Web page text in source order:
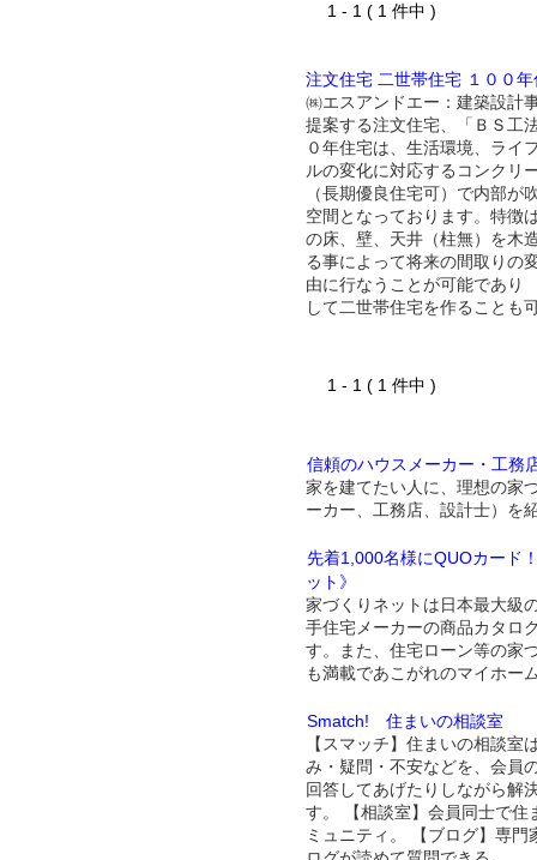
1 - 1 ( 1 件中 )
注文住宅 二世帯住宅 １００年
㈱エスアンドエー：建築設計
提案する注文住宅、「ＢＳ工
０年住宅は、生活環境、ライ
ルの変化に対応するコンクリ
（長期優良住宅可）で内部が
空間となっております。特徴
の床、壁、天井（柱無）を木
る事によって将来の間取りの
由に行なうことが可能であ
して二世帯住宅を作ることも
1 - 1 ( 1 件中 )
信頼のハウスメーカー・工務
家を建てたい人に、理想の家
ーカー、工務店、設計士）を
先着1,000名様にQUOカード
ット》
家づくりネットは日本最大級
手住宅メーカーの商品カタロ
す。また、住宅ローン等の家
も満載であこがれのマイホー
Smatch! 住まいの相談室
【スマッチ】住まいの相談室
み・疑問・不安などを、会員
回答してあげたりしながら解
す。 【相談室】会員同士で住
ミュニティ。 【ブログ】専